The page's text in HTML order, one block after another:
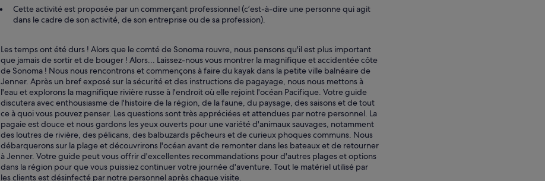
Cette activité est proposée par un commerçant professionnel (c’est-à-dire une personne qui agit
dans le cadre de son activité, de son entreprise ou de sa profession).
Les temps ont été durs ! Alors que le comté de Sonoma rouvre, nous pensons qu'il est plus important
que jamais de sortir et de bouger ! Alors... Laissez-nous vous montrer la magnifique et accidentée côte
de Sonoma ! Nous nous rencontrons et commençons à faire du kayak dans la petite ville balnéaire de
Jenner. Après un bref exposé sur la sécurité et des instructions de pagayage, nous nous mettons à
l'eau et explorons la magnifique rivière russe à l'endroit où elle rejoint l'océan Pacifique. Votre guide
discutera avec enthousiasme de l'histoire de la région, de la faune, du paysage, des saisons et de tout
ce à quoi vous pouvez penser. Les questions sont très appréciées et attendues par notre personnel. La
pagaie est douce et nous gardons les yeux ouverts pour une variété d'animaux sauvages, notamment
des loutres de rivière, des pélicans, des balbuzards pêcheurs et de curieux phoques communs. Nous
débarquerons sur la plage et découvrirons l'océan avant de remonter dans les bateaux et de retourner
à Jenner. Votre guide peut vous offrir d'excellentes recommandations pour d'autres plages et options
dans la région pour que vous puissiez continuer votre journée d'aventure. Tout le matériel utilisé par
les clients est désinfecté par notre personnel après chaque visite.